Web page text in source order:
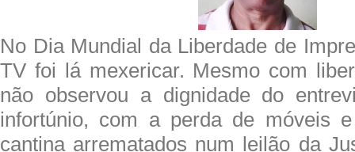
No Dia Mundial da Liberdade de
TV foi lá mexericar. Mesmo com
não observou a dignidade do
infortúnio, com a perda de móveis
cantina arrematados num leilão da